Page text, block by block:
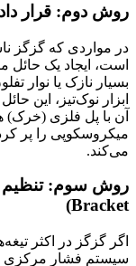
روش دوم: قرار
در مواردی که گزگز
است، ایجاد یک حائل
بسیار نازک یا نوار
ابزار نوک‌تیز، این
آن با پل فلزی (خرک)
میکروسکوپی را پر
می‌کند.
Bracket)
اگر گزگز در اکثر
سیستم فشار مرکزی